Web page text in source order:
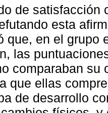
de satisfacción
esta
que, en el grupo
las
comparaban su
que ellas
de desarrollo